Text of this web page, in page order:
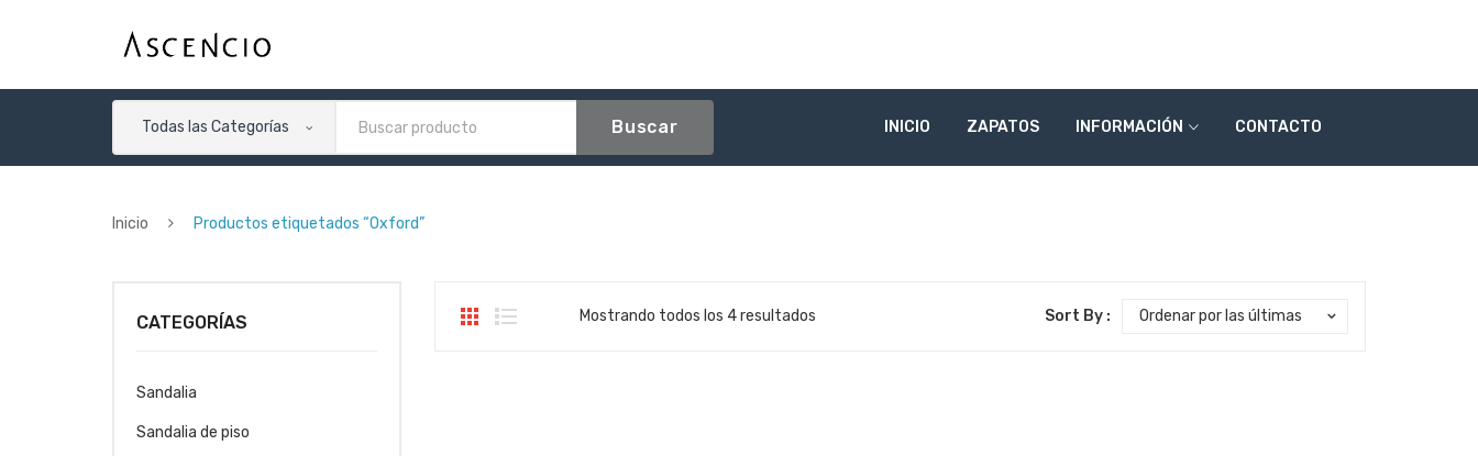
Todas las Categorías Buscar INICIO ZAPATOS INFORMACIÓN CONTACTO
Inicio Productos etiquetados “Oxford”
Mostrando todos los 4 resultadosSorted
Sort By : Ordenar por las últimas
CATEGORÍAS
Sandalia
Sandalia de piso